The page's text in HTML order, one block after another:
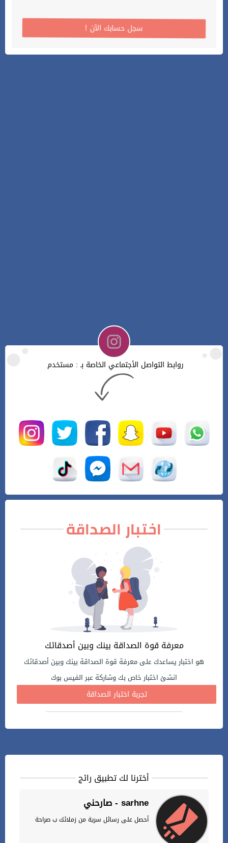
! سجل حسابك الآن
روابط التواصل الأجتماعي الخاصة بـ : مستخدم
اختبار الصداقة
معرفة قوة الصداقة بينك وبين أصدقائك
هو اختبار يساعدك على معرفة قوة الصداقة بينك وبين أصدقائك
انشئ اختبار خاص بك وشاركة عبر الفيس بوك
تجربة اختبار الصداقة
أخترنا لك تطبيق رائج
صارحني - sarhne
أحصل على رسائل سرية من زملائك ب صراحة